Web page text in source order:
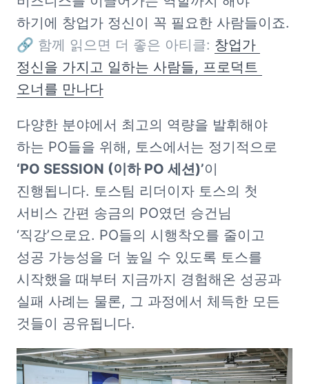
하기에 창업가 정신이 꼭 필요한 사람들이죠.
🔗 함께 읽으면 더 좋은 아티클: 창업가
정신을 가지고 일하는 사람들, 프로덕트
오너를 만나다
다양한 분야에서 최고의 역량을 발휘해야
‘PO SESSION (이하 PO 세션)’이
진행됩니다. 토스팀 리더이자 토스의 첫
서비스 간편 송금의 PO였던 승건님
‘직강’으로요. PO들의 시행착오를 줄이고
성공 가능성을 더 높일 수 있도록 토스를
시작했을 때부터 지금까지 경험해온 성공과
실패 사례는 물론, 그 과정에서 체득한 모든
것들이 공유됩니다.